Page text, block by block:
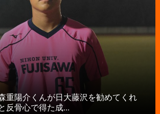
重陽介くんが日大藤沢を勧めてくれ
反骨心で得た成...